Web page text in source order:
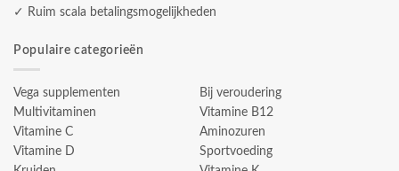
✓ Ruim scala betalingsmogelijkheden
Populaire categorieën
Vega supplementen
Multivitaminen
Vitamine C
Vitamine D
Bij veroudering
Vitamine B12
Aminozuren
Sportvoeding